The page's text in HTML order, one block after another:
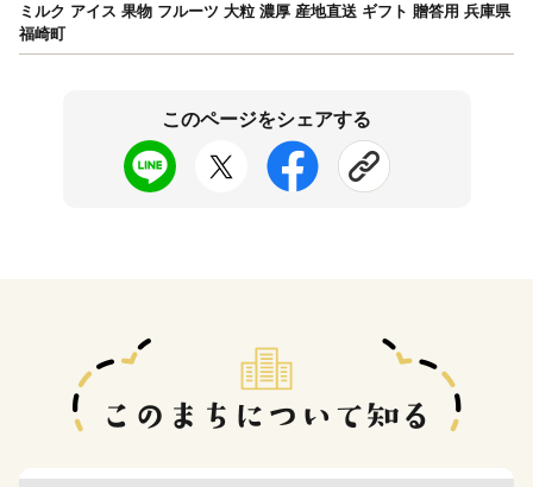
ミルク アイス 果物 フルーツ 大粒 濃厚 産地直送 ギフト 贈答用 兵庫県
福崎町
このページをシェアする